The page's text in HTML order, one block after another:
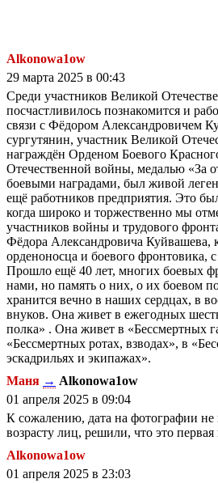
Alkonowa1ow
29 марта 2025 в 00:43
Среди участников Великой
посчастливилось познакомится и
связи с Фёдором Александровичем
сургутянин, участник Великой
награждён Орденом Боевого
Отечественной войны, медалью «За
боевыми наградами, был живой
ещё работников предприятия. Это
когда широко и торжественно мы
участников войны и трудового
Фёдора Александровича Куйвашева,
орденоносца и боевого фронтовика,
Прошло ещё 40 лет, многих боевых
нами, но память о них, о их боевом
хранится вечно в наших сердцах, в
внуков. Она живет в ежегодных
полка» . Она живет в «Бессмертных
«Бессмертных ротах, взводах», в
эскадрильях и экипажах».
Маня → Alkonowa1ow
01 апреля 2025 в 09:04
К сожалению, дата на фотографии не
возрасту лиц, решили, что это
Alkonowa1ow
01 апреля 2025 в 23:03